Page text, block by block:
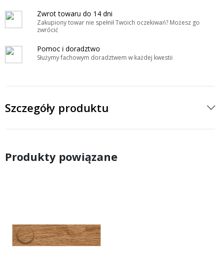
Zwrot towaru do 14 dni
Zakupiony towar nie spełnił Twoich oczekiwań? Możesz go
zwrócić
Pomoc i doradztwo
Służymy fachowym doradztwem w każdej kwestii
Szczegóły produktu
Produkty powiązane